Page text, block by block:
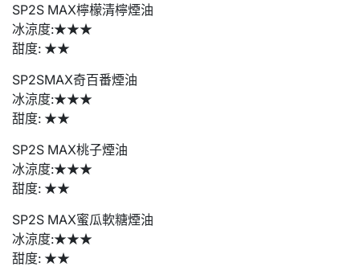
SP2S MAX檸檬清檸煙油
冰涼度:★★★
甜度: ★★
SP2SMAX奇百番煙油
冰涼度:★★★
甜度: ★★
SP2S MAX桃子煙油
冰涼度:★★★
甜度: ★★
SP2S MAX蜜瓜軟糖煙油
冰涼度:★★★
甜度: ★★